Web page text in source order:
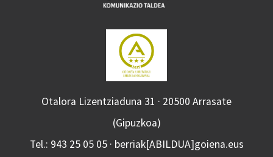
Otalora Lizentziaduna 31 · 20500 Arrasate
(Gipuzkoa)
Tel.: 943 25 05 05 · berriak[ABILDUA]goiena.eus